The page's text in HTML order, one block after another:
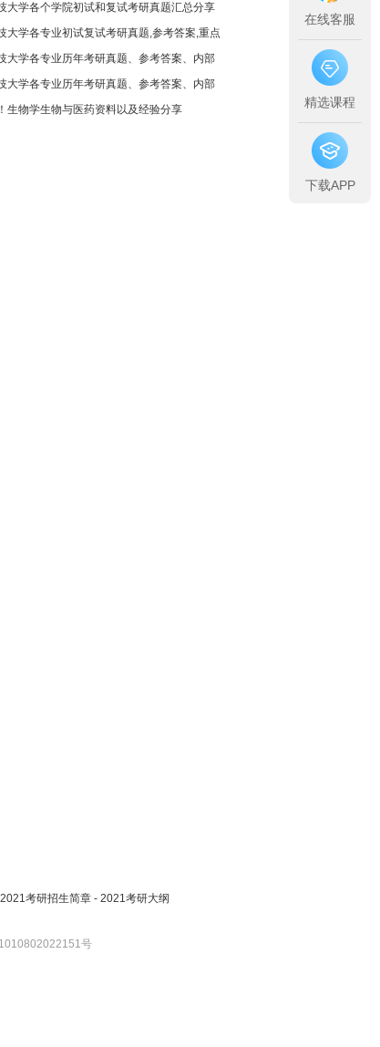
大学各个学院初试和复试考研真题汇总分享
大学各专业初试复试考研真题,参考答案,重点
大学各专业历年考研真题、参考答案、内部
大学各专业历年考研真题、参考答案、内部
生物学生物与医药资料以及经验分享
2021考研招生简章 - 2021考研大纲
号
在线客服
精选课程
下载APP